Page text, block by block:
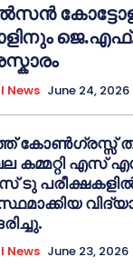
News June 24, 2026
കോൺഗ്രസ്സ്
കമ്മറ്റി എസ്
ടു
News June 23, 2026